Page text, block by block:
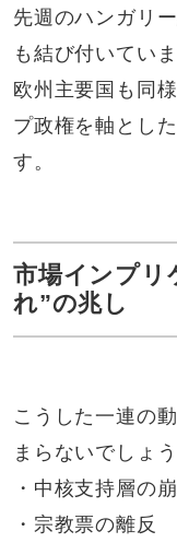
先週のハンガリ
も結び付いていま
欧州主要国も同
プ政権を軸とし
す。
市場インプリ
れ”の兆し
こうした一連の
まらないでしょう
・中核支持層の
・宗教票の離反